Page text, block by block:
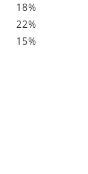
18%
22%
15%